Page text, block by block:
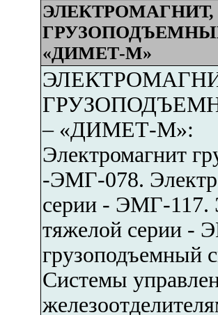
«ДИМЕТ-М»
– «ДИМЕТ-М»:
Электромагнит
-ЭМГ-078.
серии - ЭМГ-117.
тяжелой серии -
грузоподъемный
Системы